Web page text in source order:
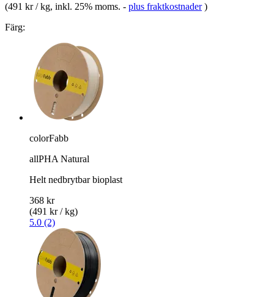
(491 kr / kg, inkl. 25% moms. - plus fraktkostnader )
Färg:
colorFabb
allPHA Natural
Helt nedbrytbar bioplast
368 kr
(491 kr / kg)
5.0 (2)